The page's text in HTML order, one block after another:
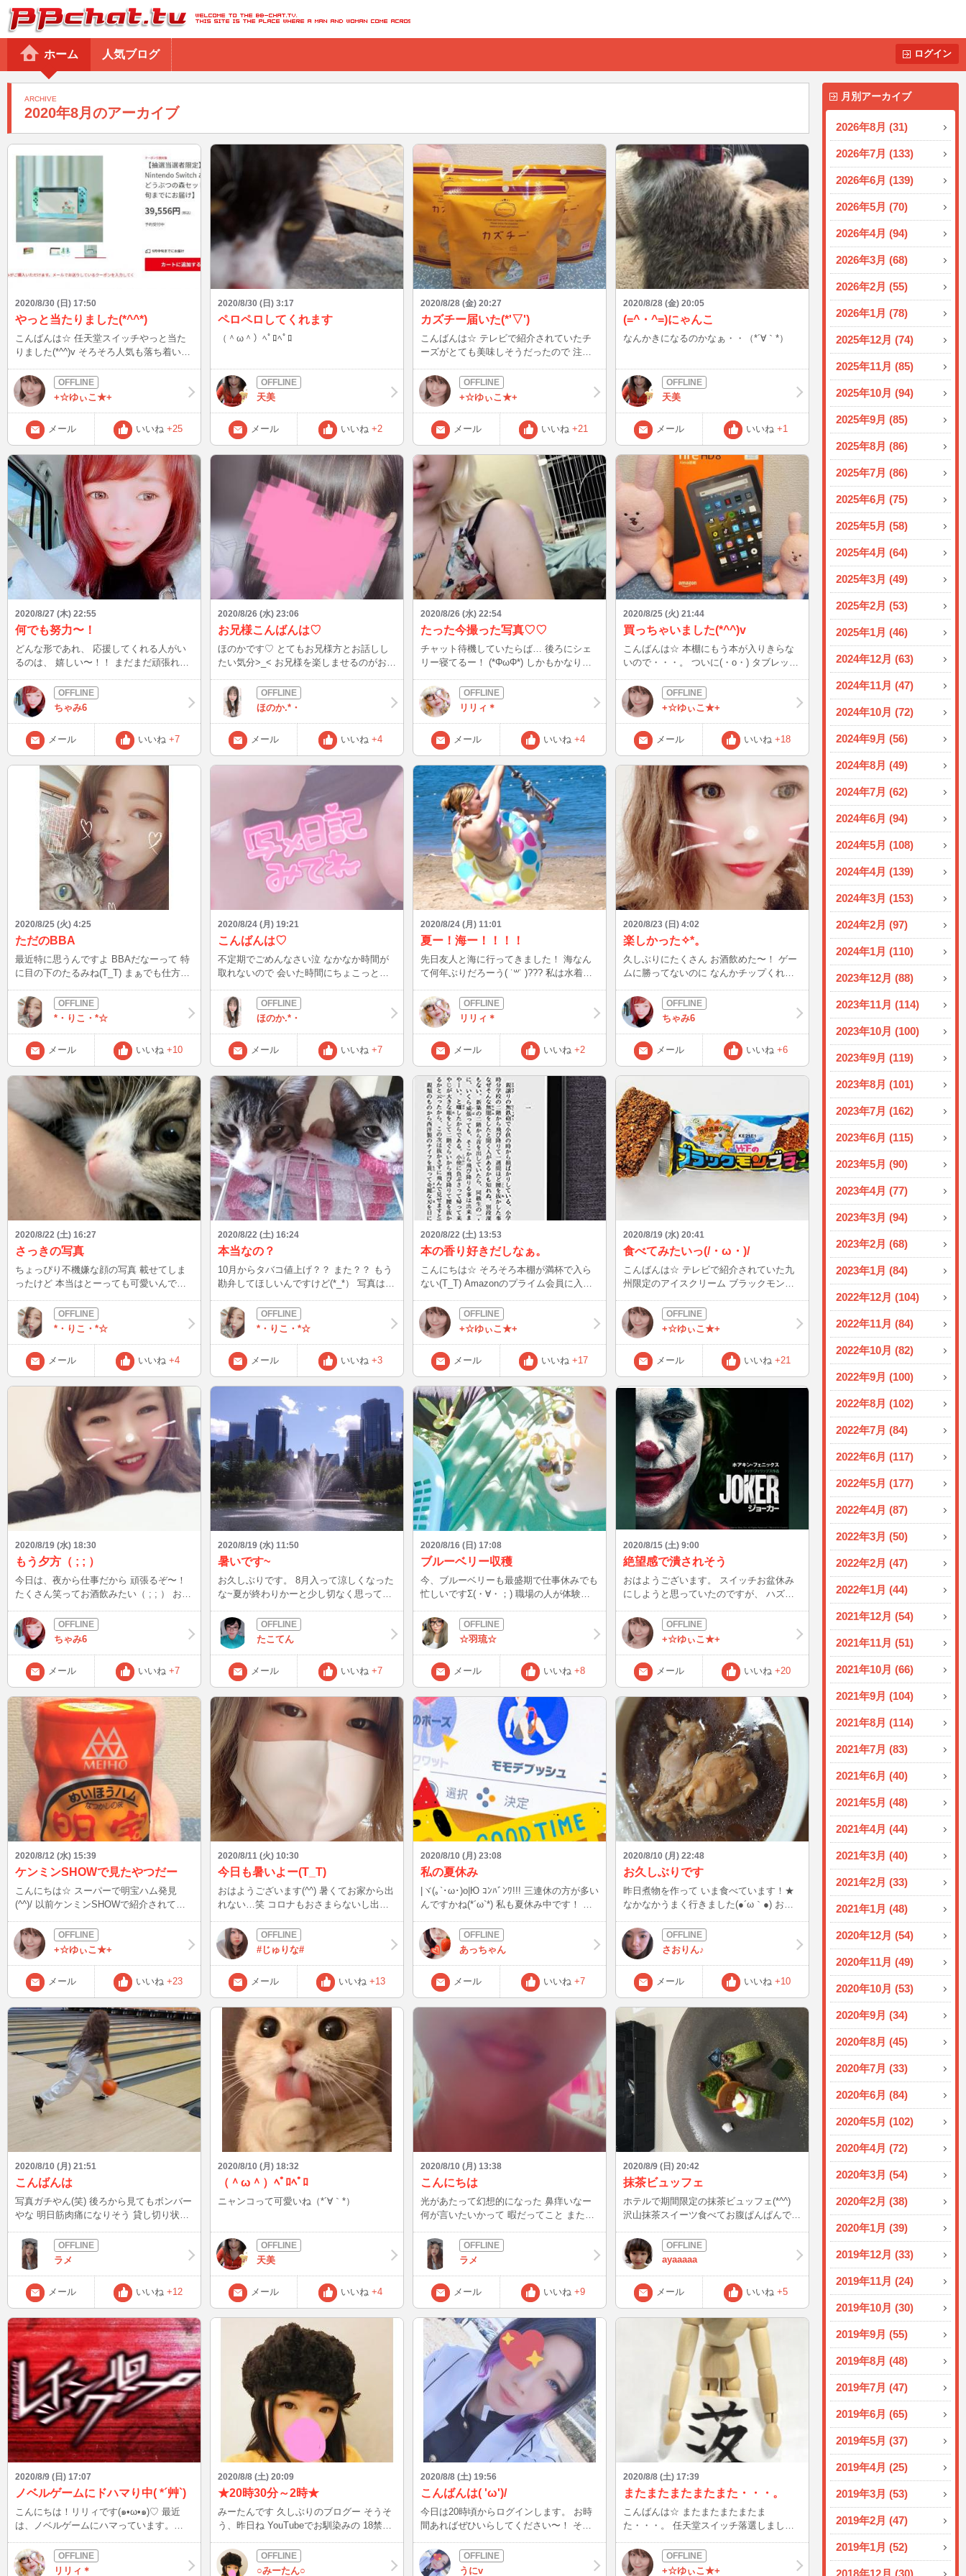
BBchatTV
ホーム 人気ブログ ログイン
月別アーカイブ
2026年8月 (31)
2026年7月 (133)
2026年6月 (139)
2026年5月 (70)
2026年4月 (94)
2026年3月 (68)
2026年2月 (55)
2026年1月 (78)
2025年12月 (74)
2025年11月 (85)
2025年10月 (94)
2025年9月 (85)
2025年8月 (86)
2025年7月 (86)
2025年6月 (75)
2025年5月 (58)
2025年4月 (64)
2025年3月 (49)
2025年2月 (53)
2025年1月 (46)
2024年12月 (63)
2024年11月 (47)
2024年10月 (72)
2024年9月 (56)
2024年8月 (49)
2024年7月 (62)
2024年6月 (94)
2024年5月 (108)
2024年4月 (139)
2024年3月 (153)
2024年2月 (97)
2024年1月 (110)
2023年12月 (88)
2023年11月 (114)
2023年10月 (100)
2023年9月 (119)
2023年8月 (101)
2023年7月 (162)
2023年6月 (115)
2023年5月 (90)
2023年4月 (77)
2023年3月 (94)
2023年2月 (68)
2023年1月 (84)
2022年12月 (104)
2022年11月 (84)
2022年10月 (82)
2022年9月 (100)
2022年8月 (102)
2022年7月 (84)
2022年6月 (117)
2022年5月 (177)
2022年4月 (87)
2022年3月 (50)
2022年2月 (47)
2022年1月 (44)
2021年12月 (54)
2021年11月 (51)
2021年10月 (66)
2021年9月 (104)
2021年8月 (114)
2021年7月 (83)
2021年6月 (40)
2021年5月 (48)
2021年4月 (44)
2021年3月 (40)
2021年2月 (33)
2021年1月 (48)
2020年12月 (54)
2020年11月 (49)
2020年10月 (53)
2020年9月 (34)
2020年8月 (45)
2020年7月 (33)
2020年6月 (84)
2020年5月 (102)
2020年4月 (72)
2020年3月 (54)
2020年2月 (38)
2020年1月 (39)
2019年12月 (33)
2019年11月 (24)
2019年10月 (30)
2019年9月 (55)
2019年8月 (48)
2019年7月 (47)
2019年6月 (65)
2019年5月 (37)
2019年4月 (25)
2019年3月 (53)
2019年2月 (47)
2019年1月 (52)
2018年12月 (30)
2020年8月のアーカイブ
ARCHIVE
2020/8/30 (日) 17:50
やっと当たりました(*^^*)
こんばんは☆ 任天堂スイッチやっと当た
りました(*^^)v そろそろ人気も落ち着いて
みたいなのでとても楽しみです！ どうぶ
つの森セットが当たったのでどうぶつの森
やってみま～す♪
+☆ゆぃこ★+
メール いいね +25
2020/8/30 (日) 3:17
ペロペロしてくれます
（＾ω＾）ﾍﾟﾛﾍﾟﾛ
天美
メール いいね +2
2020/8/28 (金) 20:27
カズチー届いた(*'▽')
こんばんは☆ テレビで紹介されていたチ
ーズがとても美味しそうだったので 注文
に3ヶ月かかりました(・o・) プチプチ食感
と噛めば噛むほど旨味が！！ 私はお酒は
飲めないのですが、きっと！！おつまみに
ぴったりだと思います♪
+☆ゆぃこ★+
メール いいね +21
2020/8/28 (金) 20:05
(=^・^=)にゃんこ
なんかきになるのかなぁ・・（*´∀｀*）
天美
メール いいね +1
2020/8/27 (木) 22:55
何でも努力〜！
どんな形であれ、 応援してくれる人がい
るのは、 嬉しい〜！！ まだまだ頑張れ
い！！ 明日は、昼夜仕事だから 自分自身
楽しんで頑張る✩︎⡱
ちゃみ6
メール いいね +7
2020/8/26 (水) 23:06
お兄様こんばんは♡
ほのかです♡ とてもお兄様方とお話しし
たい気分>_< お兄様を楽しませるのがお仕
はだめですね泣 たまには弱いとこ見せて
も嫌いにならないかなぁ？？(･･;) でもで
も甘えたくなってしまったのです（ ; ; ）
仲良しのお兄様にまで迷惑かけてしまっ
て…汗 申し訳ないです>_< ほのか頑張り
ます♪ お兄様も明日からお仕事など 頑張
れるように 精一杯ほのか癒しますね♡ ち
なみに、ツインテールしてみました~！
ほのか.*・
メール いいね +4
2020/8/26 (水) 22:54
たった今撮った写真♡♡
チャット待機していたらば… 後ろにシェ
リー寝てるー！ (*ΦωΦ*) しかもかなり無
ました。 すっかり親バカです( ´ ▽ ` )ﾉ そ
っとプロフィール画像にも入れちゃいまし
た。 今日はまだまだログインするので、
リリィと遊んでねー！ (๑•ω•๑)♡
リリィ＊
メール いいね +4
2020/8/25 (火) 21:44
買っちゃいました(*^^)v
こんばんは☆ 本棚にもう本が入りきらな
いので・・・。 ついに(・o・) タブレット
入しようかな？と思っていたのですが 白
黒でせっかく読み放題プランに加入したの
で 小説以外を読む時にカラーで読みたい
なぁ。 と思い。タブレットにしました♪
まずは何読もうかなぁ～ 新し物を手にす
るとなぜこんなにワクワクするのかな♪
+☆ゆぃこ★+
メール いいね +18
2020/8/25 (火) 4:25
ただのBBA
最近特に思うんですよ BBAだなーって 特
に目の下のたるみね(T_T) まぁでも仕方な
から そりゃあ歳も取るわけです でも、ま
だまだ女でいたいので 急激に老け込まな
いように気をつけます こんな私ですが、
仲良くして下さいね(^^) プロフ写真は2年
くらい前のものですm(_ _)m
*・りこ・*☆
メール いいね +10
2020/8/24 (月) 19:21
こんばんは♡
不定期でごめんなさい泣 なかなか時間が
取れないので 会いた時間にちょこっと顔
いな♡
ほのか.*・
メール いいね +7
2020/8/24 (月) 11:01
夏ー！海ー！！！！
先日友人と海に行ってきました！ 海なん
て何年ぶりだろーう( ˙꒳​˙ )??? 私は水着に
リリィ泳げないから;;(∩´～`∩);; しばらく
泳いだ後は、売店でカレーを買って食べた
よ٩(๑>ᴗ<๑)۶ さらに泳いで満足したら、
ひまわり畑へ〜(❁´ω`❁) 凄く綺麗で絵本の
中みたいでした☆ ひまわりを1本貰ってい
いとのことで、 小さなのをひとつ、頂き
ました。 それを耳飾りにしたりして( *´艸
`) ひまわり畑で飲むサイダーは美味しかっ
たなあ！ 今年は夏らしいこと全然出来て
いなかったので、夏が1日に凝縮された感
じの日になりました！"(ﾉ*>∀<)ﾉ プロフィ
ール画像もしれっと、海とひまわり畑の写
真入れてみたからチェックしてみてね！
(๑•ω-๑)♡ リリィでしたっ♡
リリィ＊
メール いいね +2
2020/8/23 (日) 4:02
楽しかった✧︎*。
久しぶりにたくさん お酒飲めた〜！ ゲー
ムに勝ってないのに なんかチップくれた
かった〜！
ちゃみ6
メール いいね +6
2020/8/22 (土) 16:27
さっきの写真
ちょっぴり不機嫌な顔の写真 載せてしま
ったけど 本当はとーっても可愛いんです
ておきます♪
*・りこ・*☆
メール いいね +4
2020/8/22 (土) 16:24
本当なの？
10月からタバコ値上げ？？ また？？ もう
勘弁してほしいんですけど(*_*） 写真は全
*・りこ・*☆
メール いいね +3
2020/8/22 (土) 13:53
本の香り好きだしなぁ。
こんにちは☆ そろそろ本棚が満杯で入ら
ない(T_T) Amazonのプライム会員に入っ
ぁ。 でも本をめくる時の紙の感触と印刷
の香りが好きだからなぁ。。。 無限に入
る本棚が欲しい(._.)
+☆ゆぃこ★+
メール いいね +17
2020/8/19 (水) 20:41
食べてみたいっ(/・ω・)/
こんばんは☆ テレビで紹介されていた九
州限定のアイスクリーム ブラックモンブ
食べてみたいぁ～♪ 食べたことある方いま
すか？？
+☆ゆぃこ★+
メール いいね +21
2020/8/19 (水) 18:30
もう夕方（ ; ; ）
今日は、夜から仕事だから 頑張るぞ〜！
たくさん笑ってお酒飲みたい（ ; ; ） お風
ちゃみ6
メール いいね +7
2020/8/19 (水) 11:50
暑いです~
お久しぶりです。 8月入って涼しくなった
な~夏が終わりかーと少し切なく思ってい
来ました...夏がまだ続いてるってのは嬉し
いですが、あーつーいー。日本は猛暑なと
ころもあるそうで。いやー大変ですね
2020... 猛烈に人恋しいこの頃です~ おん
なじ人いませんか?育みましょ~笑 それで
はまた
たこてん
メール いいね +7
2020/8/16 (日) 17:08
ブルーベリー収穫
今、ブルーベリーも最盛期で仕事休みでも
忙しいですΣ(・∀・；) 職場の人が体験し
ました。 暑いから大変ですが、堪能出来
ましたと言ってくれたので良かったかな。
もうすぐ、栗の時期なんでしばらくはゆっ
くり出来なさそうですΣ(・∀・；)
☆羽琉☆
メール いいね +8
2020/8/15 (土) 9:00
絶望感で潰されそう
おはようございます。 スイッチお盆休み
にしようと思っていたのですが、 ハズレ
は、JOKERから。 うっ・・・。1個目に
選ぶべき映画ではないですね・・・。 絶
望感で心が潰されそう。 久しぶりに映画
を観て疲れました(T_T)
+☆ゆぃこ★+
メール いいね +20
2020/8/12 (水) 15:39
ケンミンSHOWで見たやつだー
こんにちは☆ スーパーで明宝ハム発見
(^^)/ 以前ケンミンSHOWで紹介されてい
オススメの食べ方があれば教えて下さい♪
食べるの楽しみ～！
+☆ゆぃこ★+
メール いいね +23
2020/8/11 (火) 10:30
今日も暑いよー(T_T)
おはようございます(^^) 暑くてお家から出
れない…笑 コロナもおさまらないし出掛
皆んなも気をつけてね(о´∀`о)
#じゅりな#
メール いいね +13
2020/8/10 (月) 23:08
私の夏休み
|ヾ(｡`･ω･)o|Ю ｺﾝﾊﾞﾝﾜ!!! 三連休の方が多い
んですかね(*´ω`*) 私も夏休み中です！ リ
☆*。やり続けたらガッキーにならんかな
～いや来世でも無理だな(((´・ω・`))) そっ
ち暑いねとかコロナ大丈夫？って連絡くれ
てありがとうございます┏○ﾍﾟｺ 気にかけ
て貰えるって嬉しいね´ω`) Wi-Fiの調子が
悪くチャットの会話が上手く行かない時が
あっちゃん
メール いいね +7
2020/8/10 (月) 22:48
お久しぶりです
昨日煮物を作って いま食べています！★
なかなかうまく行きました(●´ω｀●) おい
ように
さおりん♪
メール いいね +10
2020/8/10 (月) 21:51
こんばんは
写真ガチやん(笑) 後ろから見てもボンバー
やな 明日筋肉痛になりそう 貸し切り状態
ラメ
メール いいね +12
2020/8/10 (月) 18:32
（＾ω＾）ﾍﾟﾛﾍﾟﾛ
ニャンコって可愛いね（*´∀｀*）
天美
メール いいね +4
2020/8/10 (月) 13:38
こんにちは
光があたって幻想的になった 鼻痒いなー
何が言いたいかって 暇だってこと また書
ラメ
メール いいね +9
2020/8/9 (日) 20:42
抹茶ビュッフェ
ホテルで期間限定の抹茶ビュッフェ(*^^)
沢山抹茶スイーツ食べてお腹ぱんぱんで、
ツ嬉しいのは、よくあるのはほんとに甘い
抹茶スイーツだけど、ほんとにガチな抹茶
が好きなんよ(o^^o) 苦味があるやつ♪ 流行
りのダルゴナも飲めて、デブ活最高でし
た。（笑） 明日からまた食事制限がんば
ろ～♪ 今日は22:30頃～インします☆
ayaaaaa
メール いいね +5
2020/8/9 (日) 17:07
ノベルゲームにドハマり中( *´艸`)
こんにちは！リリィです(๑•ω•๑)♡ 最近
は、ノベルゲームにハマっています。
感じじゃないけど) 最近はコレ！ レイジン
グループ！ (/´△`＼) 皆さん人狼ゲームは
リリィ＊
2020/8/8 (土) 20:09
★20時30分～2時★
みーたんです 久しぶりのブログー そうそ
う、昨日ね YouTubeでお馴染みの 18禁ラ
べたなかで 一番辛かったかも！！？！？
(>_<) 今日も、お尻の穴が くすぶってます
○みーたん○
2020/8/8 (土) 19:56
こんばんは( 'ω')/
今日は20時頃からログインします。 お時
間あればぜひいらしてください〜！ その
します！
うにv
2020/8/8 (土) 17:39
またまたまたまたまた・・・。
こんばんは☆ またまたまたまたま
た・・・。 任天堂スイッチ落選しました
ぁ・・・。 応募に何かコツでもあるのか
なぁ。 懸賞生活のなすびさんが懐かし
+☆ゆぃこ★+